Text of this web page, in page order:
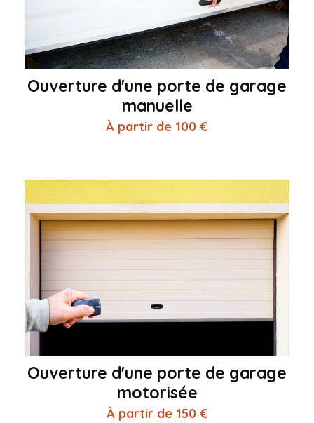
Ouverture d'une porte de garage
manuelle
À partir de 100 €
Ouverture d'une porte de garage
motorisée
À partir de 150 €